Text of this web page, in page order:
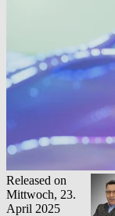
Released on
Mittwoch, 23.
April 2025